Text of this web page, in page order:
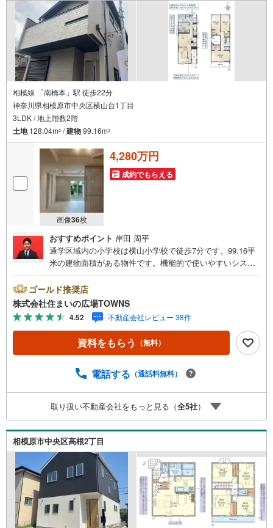
せていただきます。
相模線 「南橋本」駅 徒歩22分
神奈川県相模原市中央区横山台1丁目
3LDK / 地上階数2階
土地128.04m2 /建物99.16m2
画像36枚
4,280万円
成約でもらえる
おすすめポイント 岸田 周平
通学区域内の小学校は横山小学校で徒歩7分です。99.16平
米の建物面積がある物件です。機能的で使いやすいシステ
は南向きです。服だけでなく様々な用途の収納に便利なウ
ォークインクロゼットが備えられています。追い焚き機能
付きで水道代の節約につながります。雰囲気溢れる3LDKの
物件はこちらです。【年中無休/9:00～21:00】人気物件は
特にお問い合わせが集中するため、お早めにお電話下さ
い。「室内・現地を見学する」ボタンよりご予約頂くとご
す。○住宅ローンのご相談○ライフプランのシミュレーショ
が親身になってお客様に合った物件をご紹介させて頂きま
す！ /他社様掲載物件も併せてご紹介可能ですのでお気軽に
お問い合わせ下さい♪駐車場もございますので、お車での
お越しも大歓迎です！
ゴールド推奨店
株式会社住まいの広場TOWNS
4.52 不動産会社レビュー 38件
資料をもらう （無料）
電話する （通話料無料）
取り扱い不動産会社をもっと見る（全5社）
相模原市中央区高根2丁目